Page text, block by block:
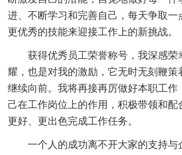
进、不断学习和完善自己，每天争取一
更优秀的技能来迎接工作上的新挑战。
获得优秀员工荣誉称号，我深感荣
耀，也是对我的激励，它无时无刻鞭策
继续向前。我将再接再厉做好本职工作
己在工作岗位上的作用，积极带领和配
更好、更出色完成工作任务。
一个人的成功离不开大家的支持与